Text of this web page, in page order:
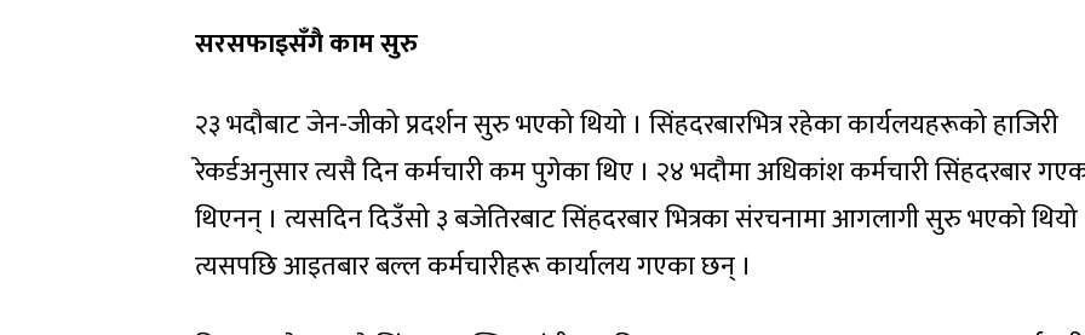
सरसफाइसँगै काम सुरु
२३ भदौबाट जेन-जीको प्रदर्शन सुरु भएको थियो । सिंहदरबारभित्र रहेका कार्यलयहरूको हाजिरी
रेकर्डअनुसार त्यसै दिन कर्मचारी कम पुगेका थिए । २४ भदौमा अधिकांश कर्मचारी सिंहदरबार
थिएनन् । त्यसदिन दिउँसो ३ बजेतिरबाट सिंहदरबार भित्रका संरचनामा आगलागी सुरु भएको थियो
त्यसपछि आइतबार बल्ल कर्मचारीहरू कार्यालय गएका छन् ।